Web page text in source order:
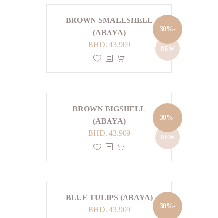
-30%
NEW
BROWN SMALLSHELL
(ABAYA)
السعر
الأصلي
BHD. 43.909
السعر
-30%
NEW
BROWN BIGSHELL
(ABAYA)
السعر
الأصلي
BHD. 43.909
السعر
-30%
BLUE TULIPS (ABAYA)
السعر BHD. 43.909
السعر